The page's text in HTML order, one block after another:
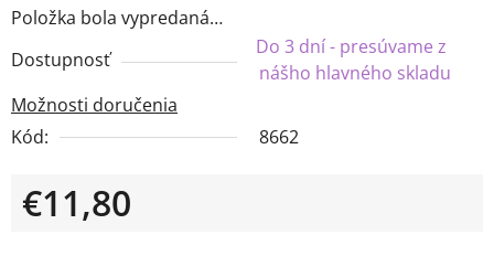
Položka bola vypredaná…
Dostupnosť
Do 3 dní - presúvame z
nášho hlavného skladu
Možnosti doručenia
Kód:
8662
€11,80